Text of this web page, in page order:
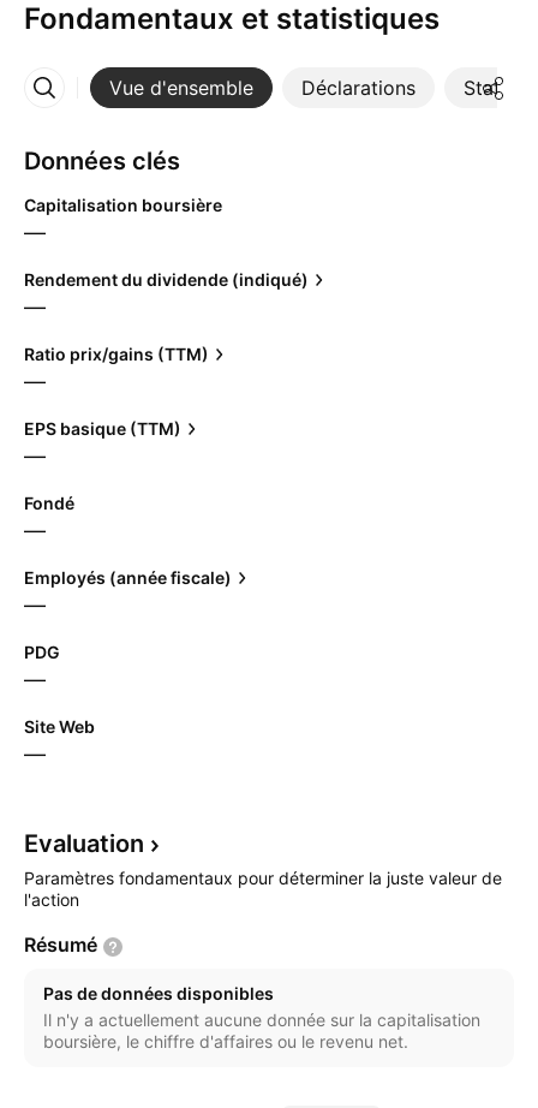
Fondamentaux et statistiques
Vue d'ensemble Déclarations
Plus
Données clés
Capitalisation boursière
—
Rendement du dividende (indiqué)
—
Ratio prix/gains (TTM)
—
EPS basique (TTM)
—
Fondé
—
Employés (année fiscale)
—
PDG
—
Site Web
—
Evaluation
Paramètres fondamentaux pour déterminer la juste valeur de
l'action
Résumé
Pas de données disponibles
Il n'y a actuellement aucune donnée sur la capitalisation
boursière, le chiffre d'affaires ou le revenu net.